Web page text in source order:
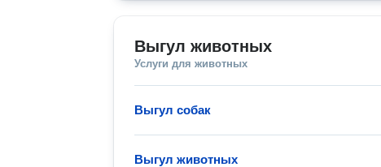
Выгул животных
Услуги для животных
Выгул собак
Выгул животных